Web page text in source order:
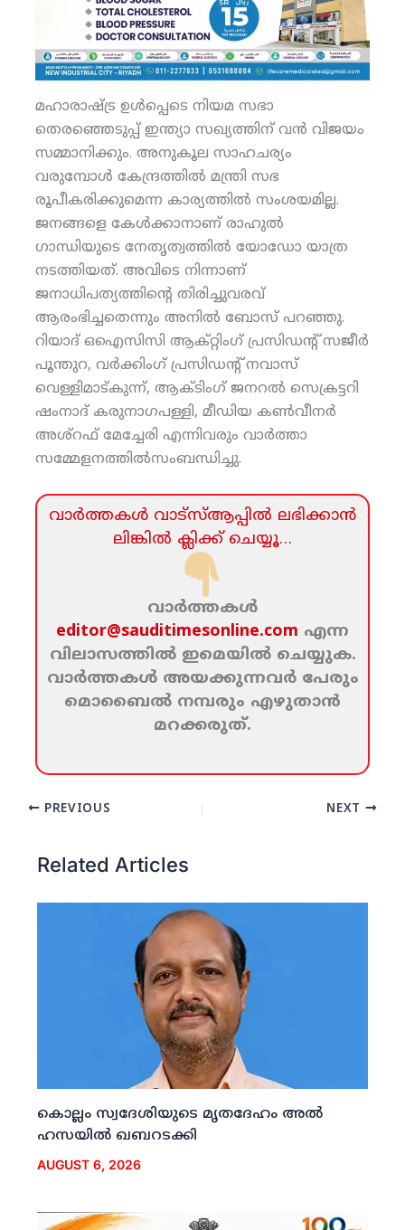
മഹാരാഷ്ട്ര ഉള്‍പ്പെടെ നിയമ സഭാ
തെരഞ്ഞെടുപ്പ് ഇന്ത്യാ സഖ്യത്തിന് വന്‍ വിജയം
സമ്മാനിക്കും. അനുകൂല സാഹചര്യം
വരുമ്പോള്‍ കേന്ദ്രത്തില്‍ മന്ത്രി സഭ
രൂപീകരിക്കുമെന്ന കാര്യത്തില്‍ സംശയമില്ല.
ജനങ്ങളെ കേള്‍ക്കാനാണ് രാഹുല്‍
ഗാന്ധിയുടെ നേതൃത്വത്തില്‍ യോഡോ യാത്ര
നടത്തിയത്. അവിടെ നിന്നാണ്
ജനാധിപത്യത്തിന്റെ തിരിച്ചുവരവ്
ആരംഭിച്ചതെന്നും അനില്‍ ബോസ് പറഞ്ഞു.
റിയാദ് ഒഐസിസി ആക്റ്റിംഗ് പ്രസിഡന്റ് സജീര്‍
പൂന്തുറ, വര്‍ക്കിംഗ് പ്രസിഡന്റ് നവാസ്
വെള്ളിമാട്കുന്ന്, ആക്ടിംഗ് ജനറല്‍ സെക്രട്ടറി
ഷംനാദ് കരുനാഗപള്ളി, മീഡിയ കണ്‍വീനര്‍
അശ്‌റഫ് മേച്ചേരി എന്നിവരും വാര്‍ത്താ
സമ്മേളനത്തില്‍സംബന്ധിച്ചു.
വാര്‍ത്തകള്‍ വാട്‌സ്‌ആപ്പില്‍ ലഭിക്കാന്‍
ലിങ്കില്‍ ക്ലിക്ക്‌ ചെയ്യൂ…
വാര്‍ത്തകള്‍
editor@sauditimesonline.com എന്ന
വിലാസത്തില്‍ ഇമെയില്‍ ചെയ്യുക.
വാര്‍ത്തകള്‍ അയക്കുന്നവര്‍ പേരും
മൊബൈല്‍ നമ്പരും എഴുതാന്‍
മറക്കരുത്‌.
PREVIOUS NEXT
Related Articles
കൊല്ലം സ്വദേശിയുടെ മൃതദേഹം അല്‍
ഹസയില്‍ ഖബറടക്കി
AUGUST 6, 2026